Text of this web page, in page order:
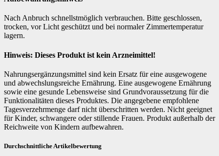
Nach Anbruch schnellstmöglich verbrauchen. Bitte geschlossen,
trocken, vor Licht geschützt und bei normaler Zimmertemperatur
lagern.
Hinweis: Dieses Produkt ist kein Arzneimittel!
Nahrungsergänzungsmittel sind kein Ersatz für eine ausgewogene
und abwechslungsreiche Ernährung. Eine ausgewogene Ernährung
sowie eine gesunde Lebensweise sind Grundvoraussetzung für die
Funktionalitäten dieses Produktes. Die angegebene empfohlene
Tagesverzehrmenge darf nicht überschritten werden. Nicht geeignet
für Kinder, schwangere oder stillende Frauen. Produkt außerhalb der
Reichweite von Kindern aufbewahren.
Durchschnittliche Artikelbewertung